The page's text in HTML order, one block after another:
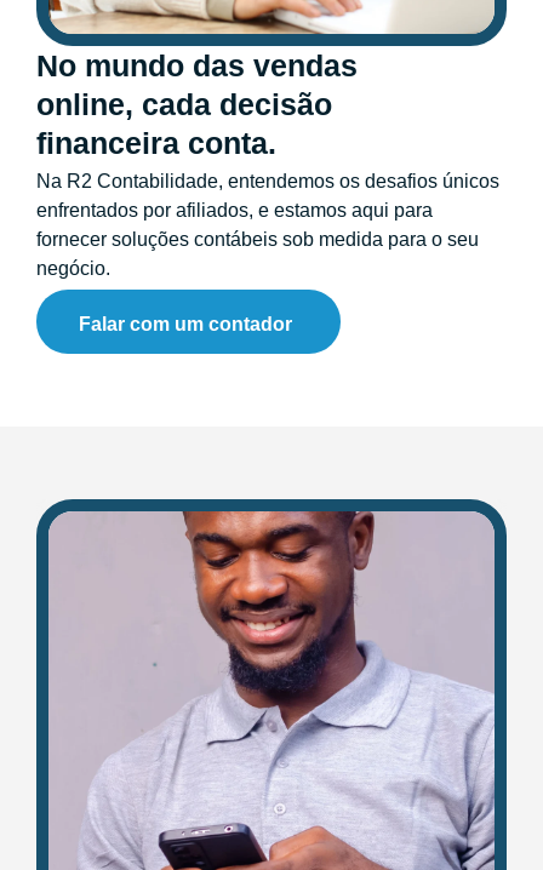
No mundo das vendas
online, cada decisão
financeira conta.
Na R2 Contabilidade, entendemos os desafios únicos
enfrentados por afiliados, e estamos aqui para
fornecer soluções contábeis sob medida para o seu
negócio.
Falar com um contador